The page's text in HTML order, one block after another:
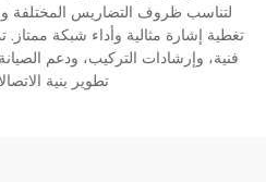
لتناسب ظروف التضاريس المختلفة
تغطية إشارة مثالية وأداء شبكة
فنية، وإرشادات التركيب، ودعم
تطوير بنية